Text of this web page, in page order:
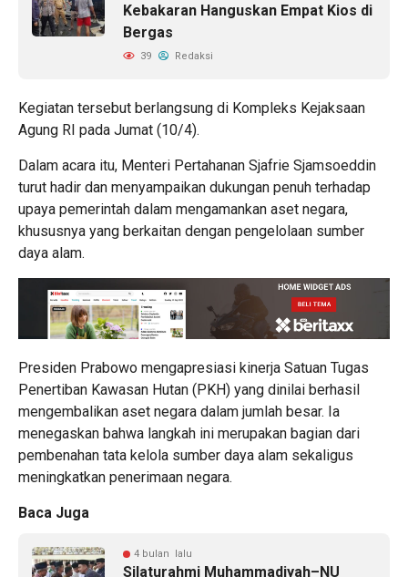
Kebakaran Hanguskan Empat Kios di
Bergas
39 Redaksi
Kegiatan tersebut berlangsung di Kompleks Kejaksaan
Agung RI pada Jumat (10/4).
Dalam acara itu, Menteri Pertahanan Sjafrie Sjamsoeddin
turut hadir dan menyampaikan dukungan penuh terhadap
upaya pemerintah dalam mengamankan aset negara,
khususnya yang berkaitan dengan pengelolaan sumber
daya alam.
Presiden Prabowo mengapresiasi kinerja Satuan Tugas
Penertiban Kawasan Hutan (PKH) yang dinilai berhasil
mengembalikan aset negara dalam jumlah besar. Ia
menegaskan bahwa langkah ini merupakan bagian dari
pembenahan tata kelola sumber daya alam sekaligus
meningkatkan penerimaan negara.
Baca Juga
4 bulan lalu
Silaturahmi Muhammadiyah–NU